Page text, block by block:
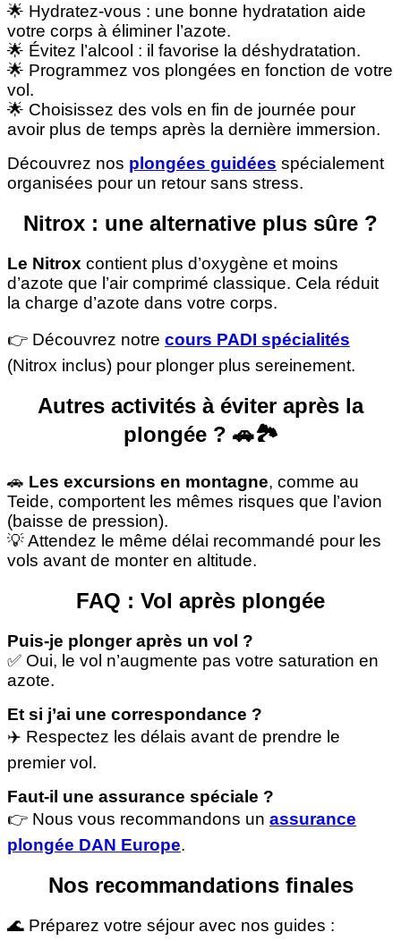
🌟 Hydratez-vous : une bonne hydratation aide
votre corps à éliminer l’azote.
🌟 Évitez l’alcool : il favorise la déshydratation.
🌟 Programmez vos plongées en fonction de votre
vol.
🌟 Choisissez des vols en fin de journée pour
avoir plus de temps après la dernière immersion.
Découvrez nos plongées guidées spécialement
organisées pour un retour sans stress.
Nitrox : une alternative plus sûre ?
Le Nitrox contient plus d’oxygène et moins
d’azote que l’air comprimé classique. Cela réduit
la charge d’azote dans votre corps.
👉 Découvrez notre cours PADI spécialités
(Nitrox inclus) pour plonger plus sereinement.
Autres activités à éviter après la
plongée ? 🚗🏞
🚗 Les excursions en montagne, comme au
Teide, comportent les mêmes risques que l’avion
(baisse de pression).
💡 Attendez le même délai recommandé pour les
vols avant de monter en altitude.
FAQ : Vol après plongée
Puis-je plonger après un vol ?
✅ Oui, le vol n’augmente pas votre saturation en
azote.
Et si j’ai une correspondance ?
✈️ Respectez les délais avant de prendre le
premier vol.
Faut-il une assurance spéciale ?
👉 Nous vous recommandons un assurance
plongée DAN Europe.
Nos recommandations finales
🌊 Préparez votre séjour avec nos guides :